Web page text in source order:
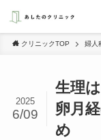
クリニックTOP 婦人
生理
卵月
め
2025
6/09